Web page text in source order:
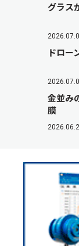
グラス
ドロ
金並み
膜